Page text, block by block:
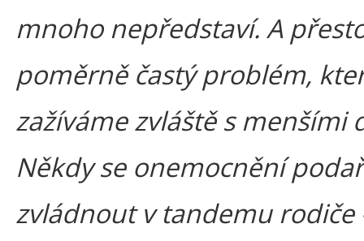
mnoho nepředstaví. A
poměrně častý problém,
zažíváme zvláště s menšími
Někdy se onemocnění
zvládnout v tandemu rodiče